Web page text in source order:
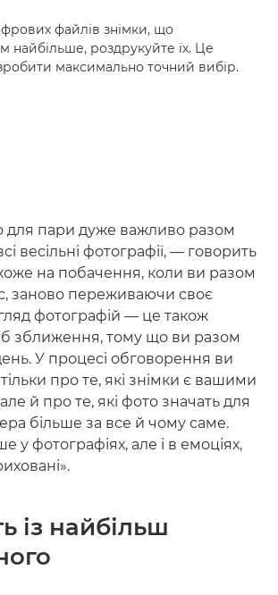
файлів знімки, що
найбільше, роздрукуйте їх. Це
максимально точний вибір.
для пари дуже важливо разом
весільні фотографії, — говорить
на побачення, коли ви разом
заново переживаючи своє
фотографій — це також
зближення, тому що ви разом
У процесі обговорення ви
про те, які знімки є вашими
й про те, які фото значать для
більше за все й чому саме.
у фотографіях, але і в емоціях,
із найбільш